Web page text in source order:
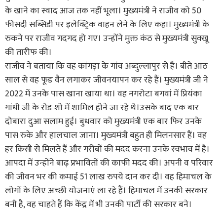
के खाने का स्वाद आज तक नहीं भूला। मुख्यमंत्री ने राजीव को 50
फीसदी सब्सिडी पर इलेक्ट्रिक वाहन लेने के लिए कहा। मुख्यमंत्री के
रुकने पर राजीव गदगद हो गए। उन्होंने मुक्त कंठ से मुख्यमंत्री सुक्खू
की तारीफ की।
राजीव ने बताया कि वह कांगड़ा के गांव अब्दुल्लापुर से हैं। बीते आठ
साल से वह फूड वैन लगाकर जीवनयापन कर रहे हैं। मुख्यमंत्री जी ने
2022 में उनके पास खाना खाया था। वह नगरोटा बगवां में प्रियंका
गांधी जी के रोड शो में शामिल होने जा रहे थे।उसके बाद एक बार
दोबारा दुआ सलाम हुई। बुधवार को मुख्यमंत्री एक बार फिर उनके
पास रुके और हालचाल जाना। मुख्यमंत्री बहुत ही मिलनसार हैं। वह
हर किसी से मिलते हैं और गरीबों की मदद करना उनके स्वभाव में है।
आपदा में उन्होंने बाढ़ प्रभावितों की काफी मदद की। अपनी व परिवार
की जीवन भर की कमाई 51 लाख रुपये दान कर दी। वह हिमाचल के
लोगों के लिए अच्छी योजनाएं ला रहे हैं। हिमाचल में उनकी सरकार
बनी है, वह चाहते हैं कि केंद्र में भी उनकी पार्टी की सरकार बने।